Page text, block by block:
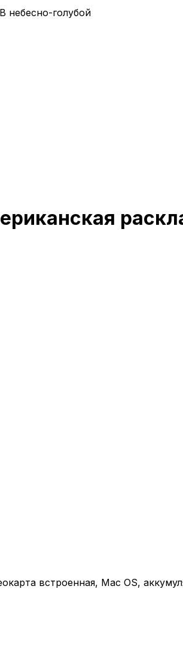
небесно-голубой
встроенная, Mac OS,